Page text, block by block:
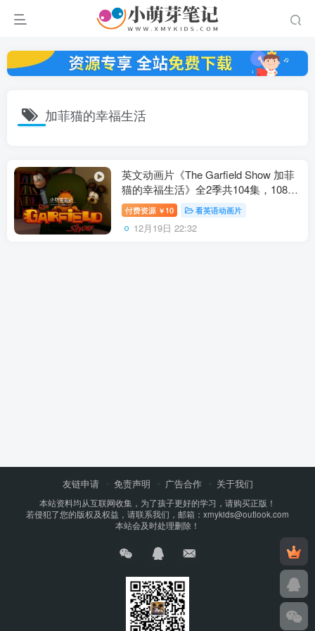
加菲猫的幸福生活
英文动画片《The Garfield Show 加菲
猫的幸福生活》全2季共104集，1080P
高清视频带英文字幕，百度云网盘下
载！
付费资源 ￥ 10 看英语动画片
12月19日 22:32
友链申请 免责声明 广告合作 关于我们
本站资料均从互联网收集，为了孩子更好的学习，请购买正版！
若侵犯了您的版权及权益，请联系我们，邮箱：xmykids@outlook.com
本站会及时处理删除！